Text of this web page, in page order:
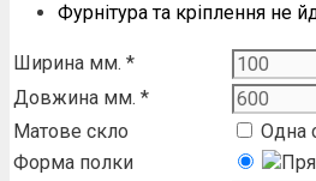
Фурнітура та кріплення не
Ширина мм. *
Довжина мм. *
Матове скло
Одна
Форма полки